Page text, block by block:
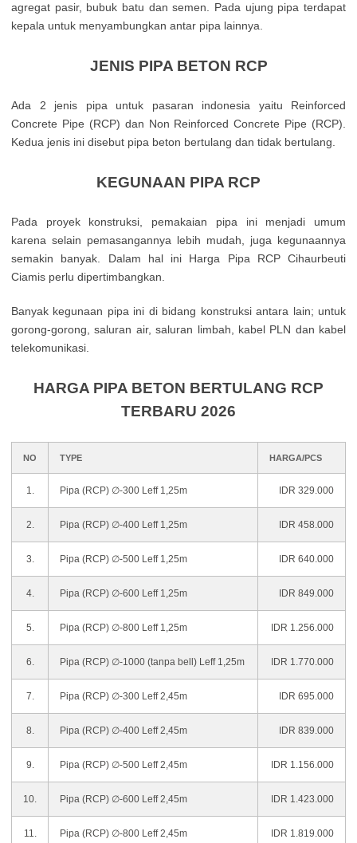
agregat pasir, bubuk batu dan semen. Pada ujung pipa terdapat
kepala untuk menyambungkan antar pipa lainnya.
JENIS PIPA BETON RCP
Ada 2 jenis pipa untuk pasaran indonesia yaitu Reinforced
Concrete Pipe (RCP) dan Non Reinforced Concrete Pipe (RCP).
Kedua jenis ini disebut pipa beton bertulang dan tidak bertulang.
KEGUNAAN PIPA RCP
Pada proyek konstruksi, pemakaian pipa ini menjadi umum
karena selain pemasangannya lebih mudah, juga kegunaannya
semakin banyak. Dalam hal ini Harga Pipa RCP Cihaurbeuti
Ciamis perlu dipertimbangkan.
Banyak kegunaan pipa ini di bidang konstruksi antara lain; untuk
gorong-gorong, saluran air, saluran limbah, kabel PLN dan kabel
telekomunikasi.
HARGA PIPA BETON BERTULANG RCP
TERBARU 2026
NO TYPE HARGA/PCS
1. Pipa (RCP) ∅-300 Leff 1,25m IDR 329.000
2. Pipa (RCP) ∅-400 Leff 1,25m IDR 458.000
3. Pipa (RCP) ∅-500 Leff 1,25m IDR 640.000
4. Pipa (RCP) ∅-600 Leff 1,25m IDR 849.000
5. Pipa (RCP) ∅-800 Leff 1,25m IDR 1.256.000
6. Pipa (RCP) ∅-1000 (tanpa bell) Leff 1,25m IDR 1.770.000
7. Pipa (RCP) ∅-300 Leff 2,45m IDR 695.000
8. Pipa (RCP) ∅-400 Leff 2,45m IDR 839.000
9. Pipa (RCP) ∅-500 Leff 2,45m IDR 1.156.000
10. Pipa (RCP) ∅-600 Leff 2,45m IDR 1.423.000
11. Pipa (RCP) ∅-800 Leff 2,45m IDR 1.819.000